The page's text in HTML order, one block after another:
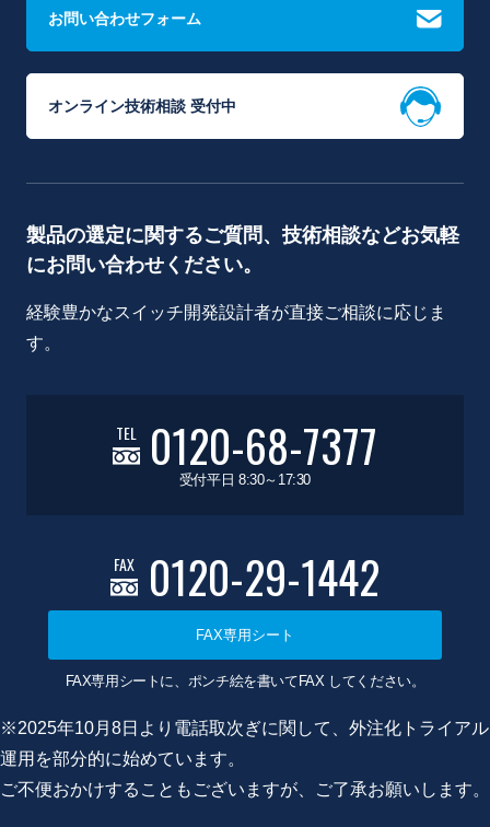
お問い合わせフォーム
オンライン技術相談 受付中
製品の選定に関するご質問、技術相談などお気軽
にお問い合わせください。
経験豊かなスイッチ開発設計者が直接ご相談に応じま
す。
TEL 0120-68-7377
受付平日 8:30～17:30
FAX 0120-29-1442
FAX専用シート
FAX専用シートに、ポンチ絵を書いてFAX してください。
※2025年10月8日より電話取次ぎに関して、外注化トライアル
運用を部分的に始めています。
ご不便おかけすることもございますが、ご了承お願いします。